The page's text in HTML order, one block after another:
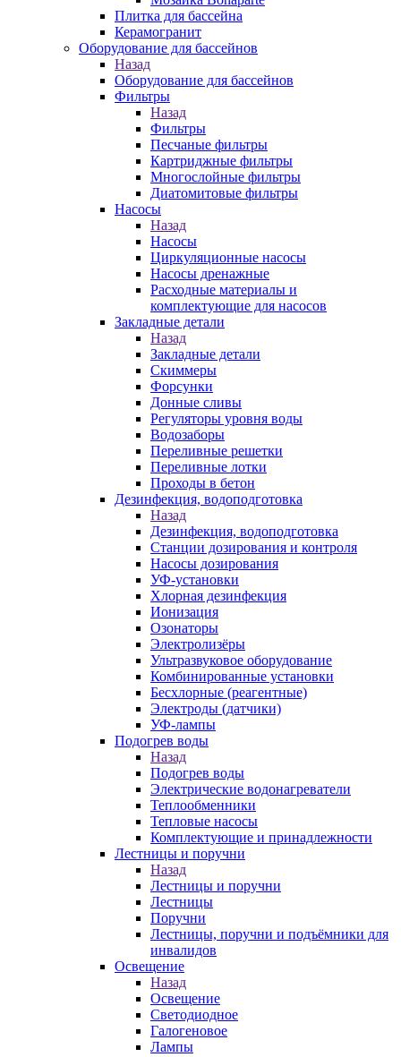
Плитка для бассейна
Керамогранит
Оборудование для бассейнов
Назад
Оборудование для бассейнов
Фильтры
Назад
Фильтры
Песчаные фильтры
Картриджные фильтры
Многослойные фильтры
Диатомитовые фильтры
Насосы
Назад
Насосы
Циркуляционные насосы
Насосы дренажные
Расходные материалы и
комплектующие для насосов
Закладные детали
Назад
Закладные детали
Скиммеры
Форсунки
Донные сливы
Регуляторы уровня воды
Водозаборы
Переливные решетки
Переливные лотки
Проходы в бетон
Дезинфекция, водоподготовка
Назад
Дезинфекция, водоподготовка
Станции дозирования и контроля
Насосы дозирования
УФ-установки
Хлорная дезинфекция
Ионизация
Озонаторы
Электролизёры
Ультразвуковое оборудование
Комбинированные установки
Бесхлорные (реагентные)
Электроды (датчики)
УФ-лампы
Подогрев воды
Назад
Подогрев воды
Электрические водонагреватели
Теплообменники
Тепловые насосы
Комплектующие и принадлежности
Лестницы и поручни
Назад
Лестницы и поручни
Лестницы
Поручни
Лестницы, поручни и подъёмники для
инвалидов
Освещение
Назад
Освещение
Светодиодное
Галогеновое
Лампы